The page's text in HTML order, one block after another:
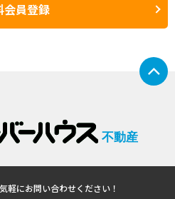
会員登録
不動産
軽にお問い合わせください！